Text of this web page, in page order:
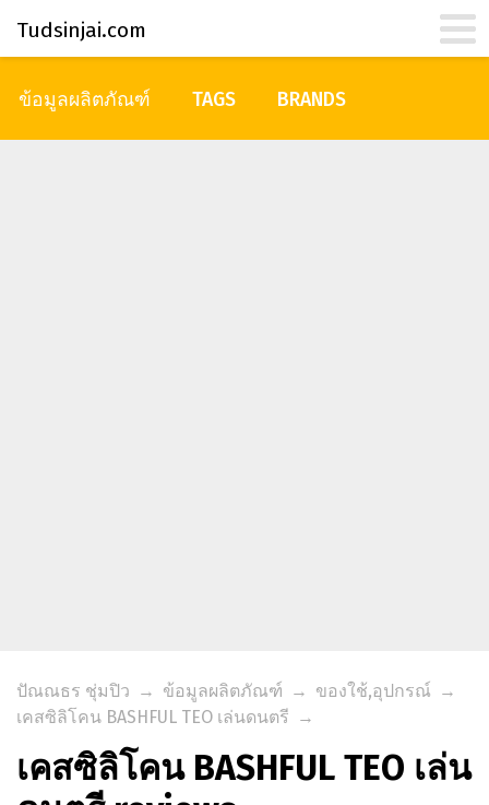
Tudsinjai.com
ข้อมูลผลิตภัณฑ์ TAGS BRANDS
ปัณณธร ชุ่มปิว → ข้อมูลผลิตภัณฑ์ → ของใช้,อุปกรณ์ →
เคสซิลิโคน BASHFUL TEO เล่นดนตรี →
เคสซิลิโคน BASHFUL TEO เล่น